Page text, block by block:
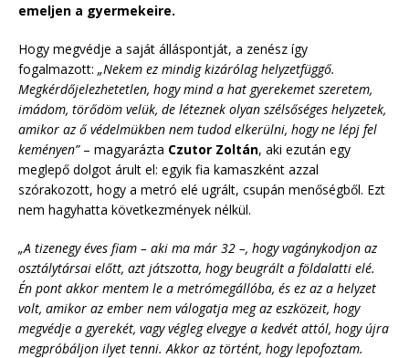
emeljen a gyermekeire.
Hogy megvédje a saját álláspontját, a zenész így
fogalmazott: „Nekem ez mindig kizárólag helyzetfüggő.
Megkérdőjelezhetetlen, hogy mind a hat gyerekemet szeretem,
imádom, törődöm velük, de léteznek olyan szélsőséges helyzetek,
amikor az ő védelmükben nem tudod elkerülni, hogy ne lépj fel
keményen”– magyarázta Czutor Zoltán, aki ezután egy
meglepő dolgot árult el: egyik fia kamaszként azzal
szórakozott, hogy a metró elé ugrált, csupán menőségből. Ezt
nem hagyhatta következmények nélkül.
„A tizenegy éves fiam – aki ma már 32 –, hogy vagánykodjon az
osztálytársai előtt, azt játszotta, hogy beugrált a földalatti elé.
Én pont akkor mentem le a metrómegállóba, és ez az a helyzet
volt, amikor az ember nem válogatja meg az eszközeit, hogy
megvédje a gyerekét, vagy végleg elvegye a kedvét attól, hogy újra
megpróbáljon ilyet tenni. Akkor az történt, hogy lepofoztam.